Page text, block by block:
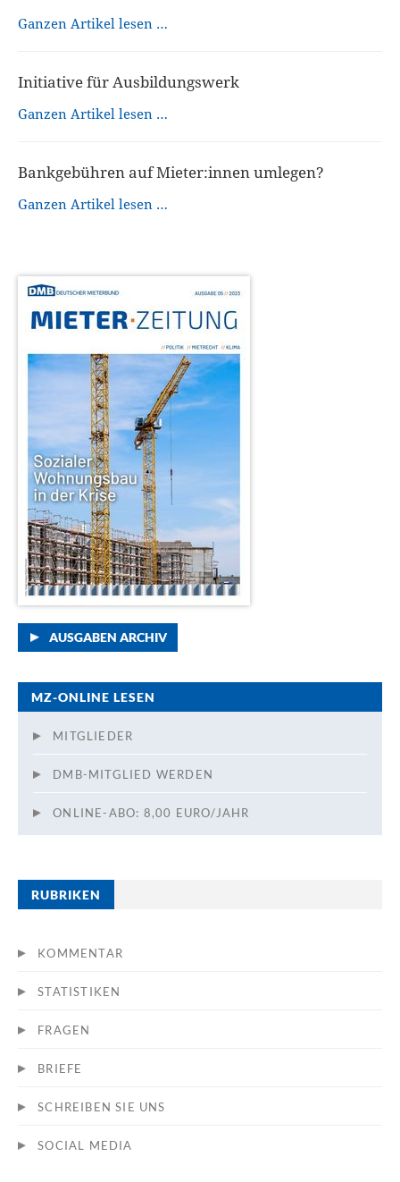
Ganzen Artikel lesen …
Initiative für Ausbildungswerk
Ganzen Artikel lesen …
Bankgebühren auf Mieter:innen umlegen?
Ganzen Artikel lesen …
AUSGABEN ARCHIV
MZ-ONLINE LESEN
MITGLIEDER
DMB-MITGLIED WERDEN
ONLINE-ABO: 8,00 EURO/JAHR
RUBRIKEN
KOMMENTAR
STATISTIKEN
FRAGEN
BRIEFE
SCHREIBEN SIE UNS
SOCIAL MEDIA